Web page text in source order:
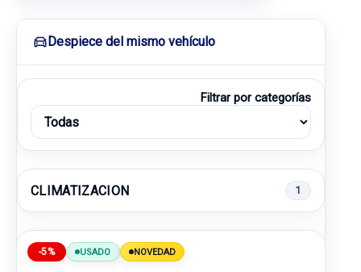
Despiece del mismo vehículo
Filtrar por categorías
CLIMATIZACION 1
-5% USADO NOVEDAD